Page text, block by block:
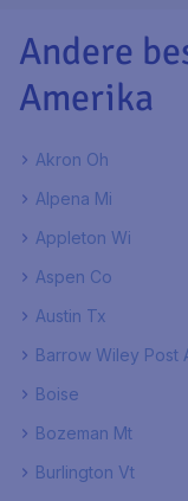
Andere
Amerika
Akron Oh
Alpena Mi
Appleton Wi
Aspen Co
Austin Tx
Barrow Wiley Post
Boise
Bozeman Mt
Burlington Vt